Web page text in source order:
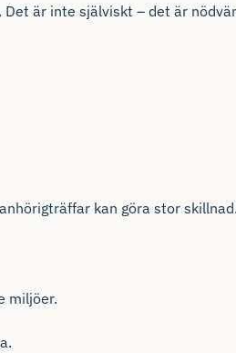
är inte själviskt – det är
kan göra stor skillnad.
miljöer.